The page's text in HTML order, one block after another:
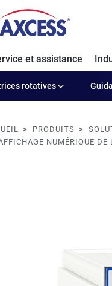
et assistance
rotatives
PRODUITS
NUMÉRIQUE